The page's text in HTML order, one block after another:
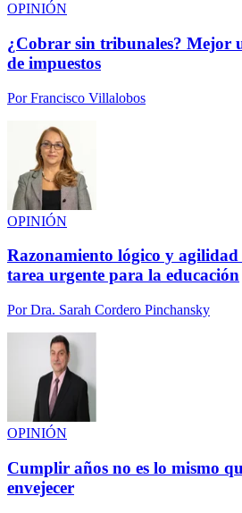
OPINIÓN
¿Cobrar sin tribunales? Mejor
de impuestos
PorFrancisco Villalobos
OPINIÓN
Razonamiento lógico y
tarea urgente para la educación
PorDra. Sarah Cordero Pinchansky
OPINIÓN
Cumplir años no es lo mismo
envejecer